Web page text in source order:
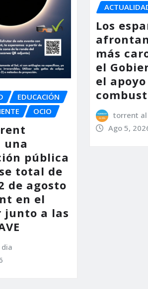
EDUCACIÓN
OCIO
una
pública
total de
de agosto
en el
junto a las
Los
más
el
el
torrent al
Ago 5,